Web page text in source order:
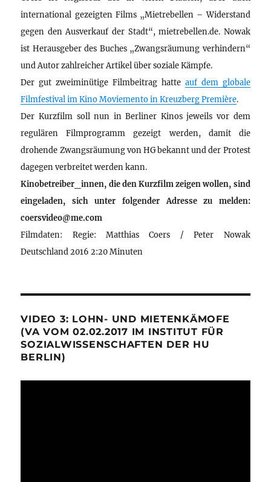
international gezeigten Films „Mietrebellen – Widerstand
gegen den Ausverkauf der Stadt“, mietrebellen.de. Nowak
ist Herausgeber des Buches „Zwangsräumung verhindern“
und Autor zahlreicher Artikel über soziale Kämpfe.
Der gut zweiminütige Filmbeitrag hatte auf dem globale
Filmfestival im Kino Moviemento in Kreuzberg Première.
Der Kurzfilm soll nun in Berliner Kinos jeweils vor dem
regulären Filmprogramm gezeigt werden, damit die
drohende Zwangsräumung von HG bekannt und der Protest
dagegen verbreitet werden kann.
Kinobetreiber_innen, die den Kurzfilm zeigen wollen, sind
eingeladen, sich unter folgender Adresse zu melden:
coersvideo@me.com
Filmdaten: Regie: Matthias Coers / Peter Nowak
Deutschland 2016 2:20 Minuten
VIDEO 3: LOHN- UND MIETENKÄMOFE
(VA VOM 02.02.2017 IM INSTITUT FÜR
SOZIALWISSENSCHAFTEN DER HU
BERLIN)